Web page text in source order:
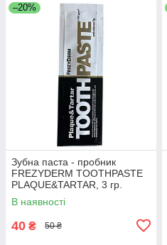
–20%
Зубна паста - пробник
FREZYDERM TOOTHPASTE
PLAQUE&TARTAR, 3 гр.
В наявності
40 ₴ 50 ₴